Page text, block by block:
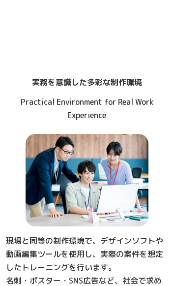
実務を意識した多彩な制作環境
Practical Environment for Real Work
Experience
現場と同等の制作環境で、デザインソフトや
動画編集ツールを使用し、実際の案件を想定
したトレーニングを行います。
名刺・ポスター・SNS広告など、社会で求め